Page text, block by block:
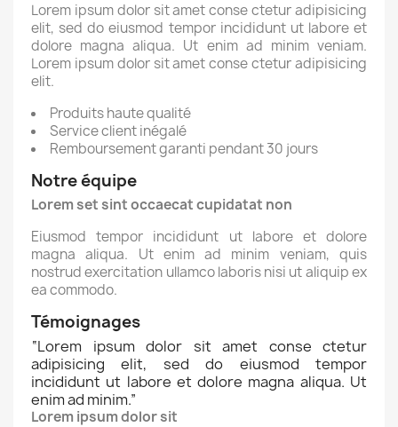
Lorem ipsum dolor sit amet conse ctetur adipisicing
elit, sed do eiusmod tempor incididunt ut labore et
dolore magna aliqua. Ut enim ad minim veniam.
Lorem ipsum dolor sit amet conse ctetur adipisicing
elit.
Produits haute qualité
Service client inégalé
Remboursement garanti pendant 30 jours
Notre équipe
Lorem set sint occaecat cupidatat non
Eiusmod tempor incididunt ut labore et dolore
magna aliqua. Ut enim ad minim veniam, quis
nostrud exercitation ullamco laboris nisi ut aliquip ex
ea commodo.
Témoignages
“Lorem ipsum dolor sit amet conse ctetur
adipisicing elit, sed do eiusmod tempor
incididunt ut labore et dolore magna aliqua. Ut
enim ad minim.”
Lorem ipsum dolor sit